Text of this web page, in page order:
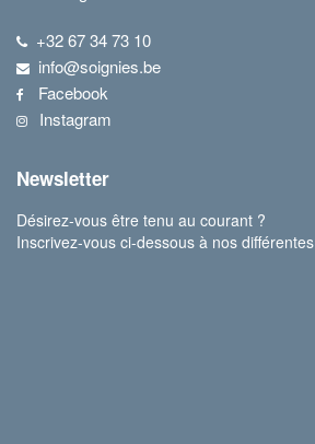
+32 67 34 73 10
info@soignies.be
Facebook
Instagram
Newsletter
Désirez-vous être tenu au courant ?
Inscrivez-vous ci-dessous à nos